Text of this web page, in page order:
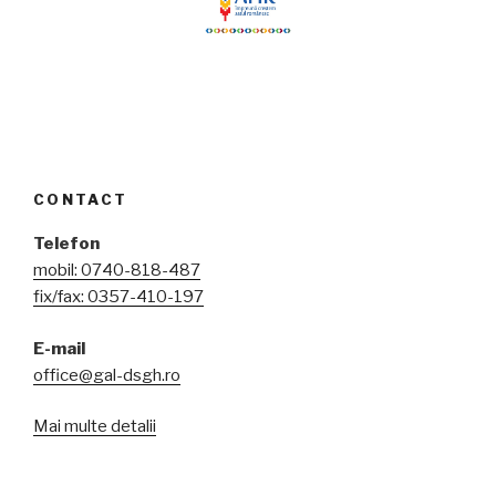
CONTACT
Telefon
mobil: 0740-818-487
fix/fax: 0357-410-197
E-mail
office@gal-dsgh.ro
Mai multe detalii